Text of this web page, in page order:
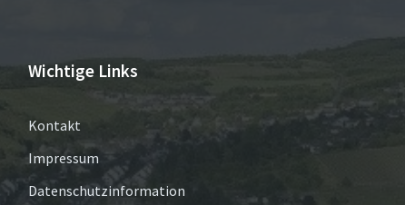
Wichtige Links
Kontakt
Impressum
Datenschutzinformation